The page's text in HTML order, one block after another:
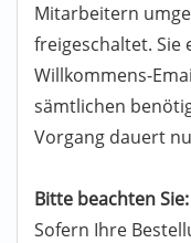
Mitarbeitern
freigeschaltet.
Willkommens-
sämtlichen
Vorgang dauert
Bitte beachten Sie:
Sofern Ihre